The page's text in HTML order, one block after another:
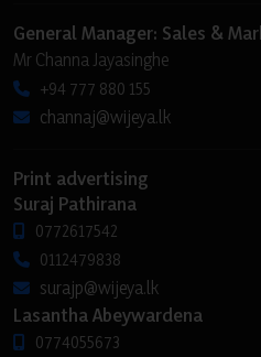
General Manager: Sales &
Mr Channa Jayasinghe
+94 777 880 155
channaj@wijeya.lk
Print advertising
Suraj Pathirana
0772617542
0112479838
surajp@wijeya.lk
Lasantha Abeywardena
0774055673